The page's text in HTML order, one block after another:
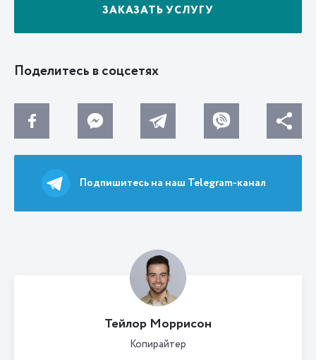
ЗАКАЗАТЬ УСЛУГУ
Поделитесь в соцсетях
Подпишитесь на наш Telegram-канал
Тейлор Моррисон
Копирайтер